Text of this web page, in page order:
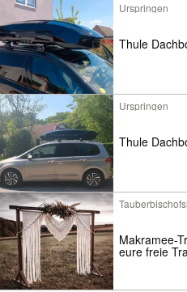
Urspringen
Thule
Urspringen
Thule
Makramee-
eure freie